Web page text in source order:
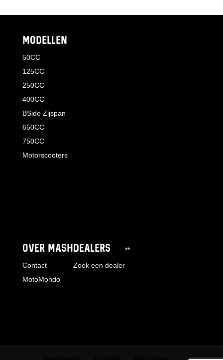
MODELLEN
50CC
125CC
250CC
400CC
BSide Zijspan
650CC
750CC
Motorscooters
OVER MASH
Contact
MotoMondo
DEALERS
Zoek een dealer
**